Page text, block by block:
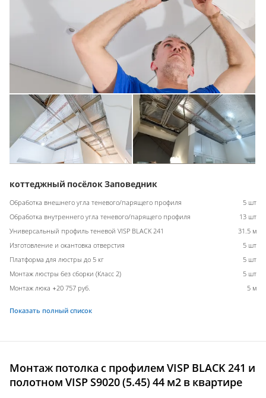
коттеджный посёлок Заповедник
Обработка внешнего угла теневого/парящего профиля
5 шт
Обработка внутреннего угла теневого/парящего профиля
13 шт
Универсальный профиль теневой VISP BLACK 241
31.5 м
Изготовление и окантовка отверстия
5 шт
Платформа для люстры до 5 кг
5 шт
Монтаж люстры без сборки (Класс 2)
5 шт
Монтаж люка +20 757 руб.
5 м
Показать полный список
Монтаж потолка с профилем VISP BLACK 241 и
полотном VISP S9020 (5.45) 44 м2 в квартире